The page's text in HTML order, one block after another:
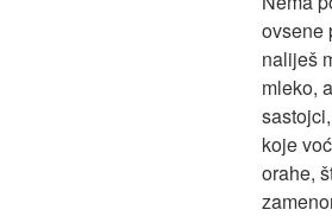
ovsene
naliješ
mleko,
koje
orahe,